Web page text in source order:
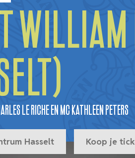
William
Le Riche en MC Kathleen Peters
Hasselt Koop je